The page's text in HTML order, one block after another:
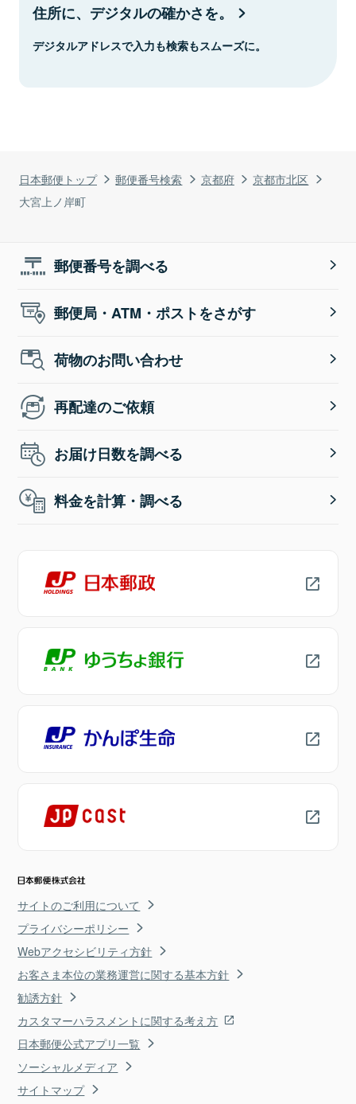
日本郵便トップ 郵便番号検索 京都府
京都市北区
大宮上ノ岸町
住所に、デジタルの確かさを。
デジタルアドレスで入力も検索もスムーズに。
郵便番号を調べる
郵便局・ATM・ポストをさがす
荷物のお問い合わせ
再配達のご依頼
お届け日数を調べる
料金を計算・調べる
サイトのご利用について
プライバシーポリシー
Webアクセシビリティ方針
お客さま本位の業務運営に関する基本方針
勧誘方針
カスタマーハラスメントに関する考え方
日本郵便公式アプリ一覧
ソーシャルメディア
サイトマップ